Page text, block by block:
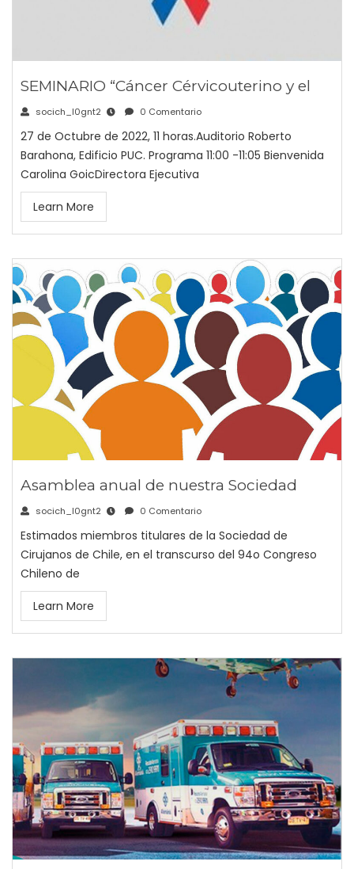
SEMINARIO “Cáncer Cérvicouterino y el
socich_l0gnt2 0 Comentario
27 de Octubre de 2022, 11 horas.Auditorio Roberto
Barahona, Edificio PUC. Programa 11:00 -11:05 Bienvenida
Carolina GoicDirectora Ejecutiva
Learn More
Asamblea anual de nuestra Sociedad
socich_l0gnt2 0 Comentario
Estimados miembros titulares de la Sociedad de
Cirujanos de Chile, en el transcurso del 94o Congreso
Chileno de
Learn More